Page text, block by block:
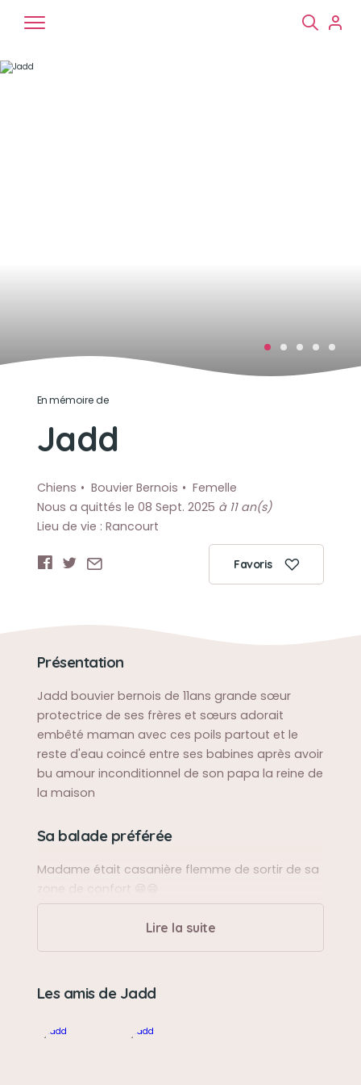
En mémoire de
Jadd
Chiens Bouvier Bernois
Femelle
Nous a quittés le 08 Sept. 2025 à 11 an(s)
Lieu de vie : Rancourt
Favoris
Présentation
Jadd bouvier bernois de 11ans grande sœur
protectrice de ses frères et sœurs adorait
embêté maman avec ces poils partout et le
reste d'eau coincé entre ses babines après avoir
bu amour inconditionnel de son papa la reine de
la maison
Sa balade préférée
Madame était casanière flemme de sortir de sa
zone de confort 😁😁
Sa bêtise préférée
Calme douce câline attentionné et protectrice
Lire la suite
Les amis de Jadd